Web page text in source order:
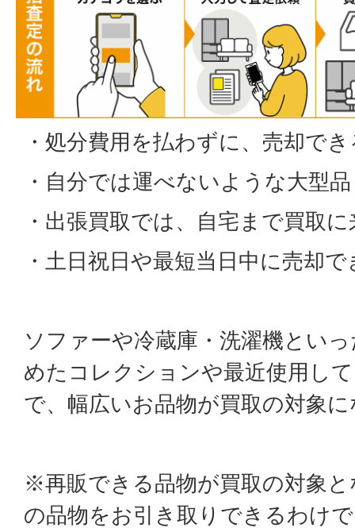
・処分費用を払わずに、売却で
・自分では運べないような大型
・出張買取では、自宅まで買取
・土日祝日や最短当日中に売却
ソファーや冷蔵庫・洗濯機とい
めたコレクションや最近使用し
で、幅広いお品物が買取の対象
※再販できる品物が買取の対象
の品物をお引き取りできるわけ